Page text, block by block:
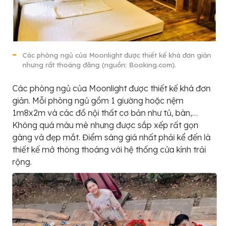
Các phòng ngủ của Moonlight được thiết kế khá đơn giản
nhưng rất thoáng đãng (nguồn: Booking.com).
Các phòng ngủ của Moonlight được thiết kế khá đơn
giản. Mỗi phòng ngủ gồm 1 giường hoặc nệm
1m8x2m và các đồ nội thất cơ bản như tủ, bàn,…
Không quá màu mè nhưng được sắp xếp rất gọn
gàng và đẹp mắt. Điểm sáng giá nhất phải kể đến là
thiết kế mở thông thoáng với hệ thống cửa kính trải
rộng.